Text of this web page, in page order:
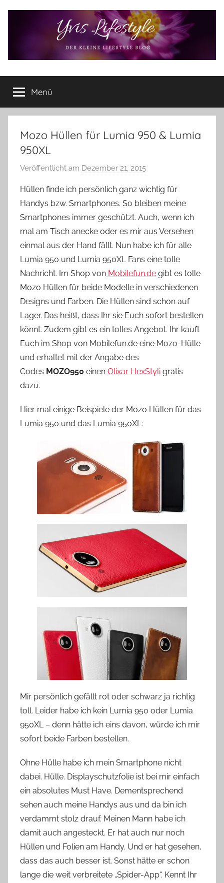
Yvis
Lifestyle
Lifestyle
Blog
–
Lifestyle,
Rezensionen,
Produkttests
und
mehr
Menü
Mozo Hüllen für Lumia 950 & Lumia
950XL
Veröffentlicht am Dezember 21, 2015
n
Y
v
o
n
n
e
Hüllen finde ich persönlich ganz wichtig für
Handys bzw. Smartphones. So bleiben meine
Smartphones immer geschützt. Auch, wenn ich
mal am Tisch anecke oder es mir aus Versehen
einmal aus der Hand fällt. Nun habe ich für alle
Lumia 950 und Lumia 950XL Fans eine tolle
Nachricht. Im Shop von Mobilefun.de gibt es tolle
Mozo Hüllen für beide Modelle in verschiedenen
Designs und Farben. Die Hüllen sind schon auf
Lager. Das heißt, dass Ihr sie Euch sofort bestellen
könnt. Zudem gibt es ein tolles Angebot. Ihr kauft
Euch im Shop von Mobilefun.de eine Mozo-Hülle
und erhaltet mit der Angabe des
Codes MOZO950 einen Olixar HexStyli gratis
dazu.
Hier mal einige Beispiele der Mozo Hüllen für das
Lumia 950 und das Lumia 950XL:
Mir persönlich gefällt rot oder schwarz ja richtig
toll. Leider habe ich kein Lumia 950 oder Lumia
950XL – denn hätte ich eins davon, würde ich mir
sofort beide Farben bestellen.
Ohne Hülle habe ich mein Smartphone nicht
dabei. Hülle. Displayschutzfolie ist bei mir einfach
ein absolutes Must Have. Dementsprechend
sehen auch meine Handys aus und da bin ich
verdammt stolz drauf. Meinen Mann habe ich
damit auch angesteckt. Er hat auch nur noch
Hüllen und Folien am Handy. Und er hat gesehen,
dass das auch besser ist. Sonst hätte er schon
lange die weit verbreitete „Spider-App“. Kennt Ihr